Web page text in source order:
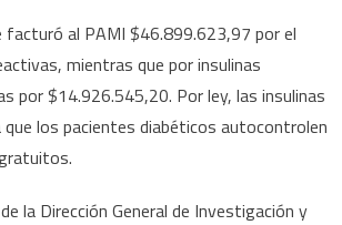
facturó al PAMI $46.899.623,97 por el
mientras que por insulinas
por $14.926.545,20. Por ley, las insulinas
los pacientes diabéticos autocontrolen
la Dirección General de Investigación y